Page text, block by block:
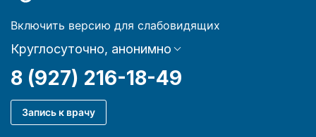
Включить версию для слабовидящих
Круглосуточно, анонимно
8 (927) 216-18-49
Запись к врачу